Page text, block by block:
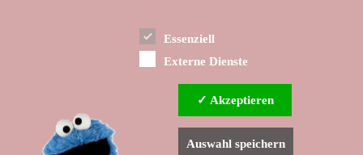
Essenziell
Externe Dienste
✓ Akzeptieren
Auswahl speichern